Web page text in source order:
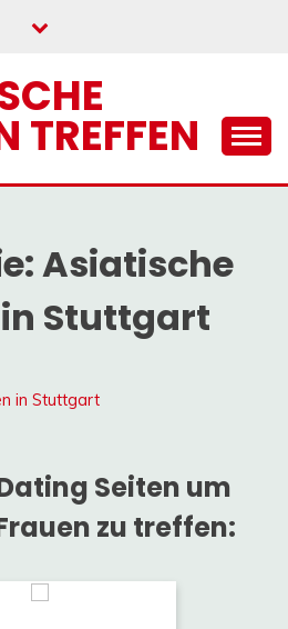
TREFFEN
Asiatische
Stuttgart
in Stuttgart
Seiten um
zu treffen: